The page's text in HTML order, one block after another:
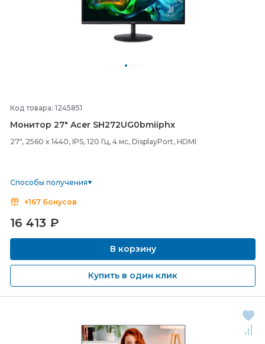
Код товара: 1245851
Монитор 27" Acer SH272UG0bmiiphx
27", 2560 x 1440, IPS, 120 Гц, 4 мс, DisplayPort, HDMI
Способы получения
+167 бонусов
16 413 ₽
В корзину
Купить в один клик